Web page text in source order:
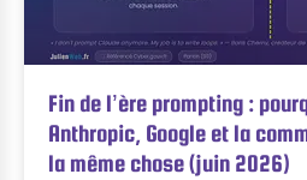
Fin de l’ère prompting :
Anthropic, Google et la
la même chose (juin 2026)